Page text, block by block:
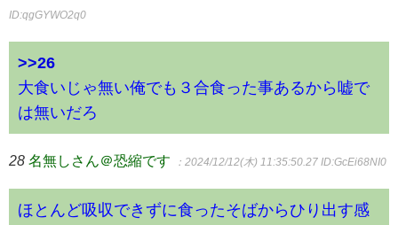
ID:qgGYWO2q0
>>26
大食いじゃ無い俺でも３合食った事あるから嘘で
は無いだろ
28 名無しさん＠恐縮です ：2024/12/12(木) 11:35:50.27 ID:GcEi68NI0
ほとんど吸収できずに食ったそばからひり出す感